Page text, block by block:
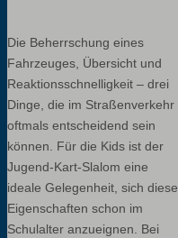
Die Beherrschung eines
Fahrzeuges, Übersicht und
Reaktionsschnelligkeit – drei
Dinge, die im Straßenverkehr
oftmals entscheidend sein
können. Für die Kids ist der
Jugend-Kart-Slalom eine
ideale Gelegenheit, sich diese
Eigenschaften schon im
Schulalter anzueignen. Bei